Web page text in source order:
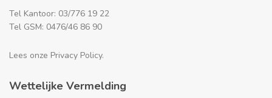
Tel Kantoor: 03/776 19 22
Tel GSM: 0476/46 86 90
Lees onze Privacy Policy.
Wettelijke Vermelding